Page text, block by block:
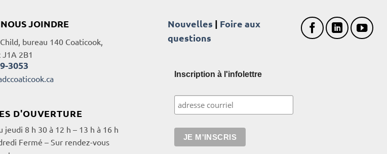
JOINDRE
bureau 140 Coaticook,
J1A 2B1
3053
D'OUVERTURE
jeudi 8 h 30 à 12 h – 13 h à 16 h
Fermé – Sur rendez-vous
Nouvelles | Foire aux
questions
Inscription à l'infolettre